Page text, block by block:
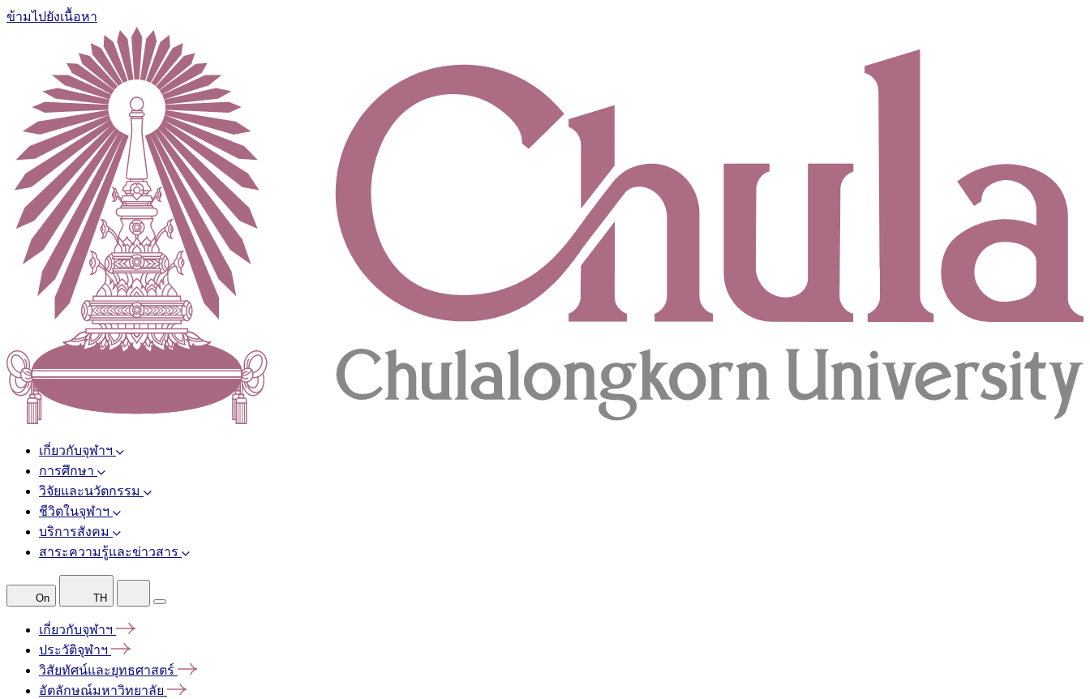
ข้ามไปยังเนื้อหา
เกี่ยวกับจุฬาฯ
การศึกษา
วิจัยและนวัตกรรม
ชีวิตในจุฬาฯ
บริการสังคม
สาระความรู้และข่าวสาร
On TH
เกี่ยวกับจุฬาฯ
ประวัติจุฬาฯ
วิสัยทัศน์และยุทธศาสตร์
อัตลักษณ์มหาวิทยาลัย